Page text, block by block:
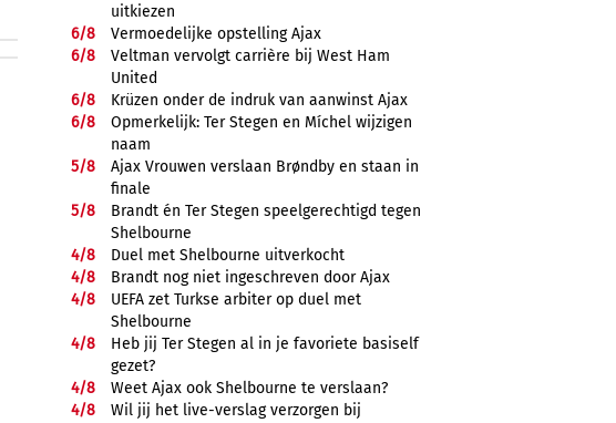
uitkiezen
6/8
Vermoedelijke opstelling Ajax
6/8
Veltman vervolgt carrière bij West Ham
United
6/8
Krüzen onder de indruk van aanwinst Ajax
6/8
Opmerkelijk: Ter Stegen en Míchel wijzigen
naam
5/8
Ajax Vrouwen verslaan Brøndby en staan in
finale
5/8
Brandt én Ter Stegen speelgerechtigd tegen
Shelbourne
4/8
Duel met Shelbourne uitverkocht
4/8
Brandt nog niet ingeschreven door Ajax
4/8
UEFA zet Turkse arbiter op duel met
Shelbourne
4/8
Heb jij Ter Stegen al in je favoriete basiself
gezet?
4/8
Weet Ajax ook Shelbourne te verslaan?
4/8
Wil jij het live-verslag verzorgen bij